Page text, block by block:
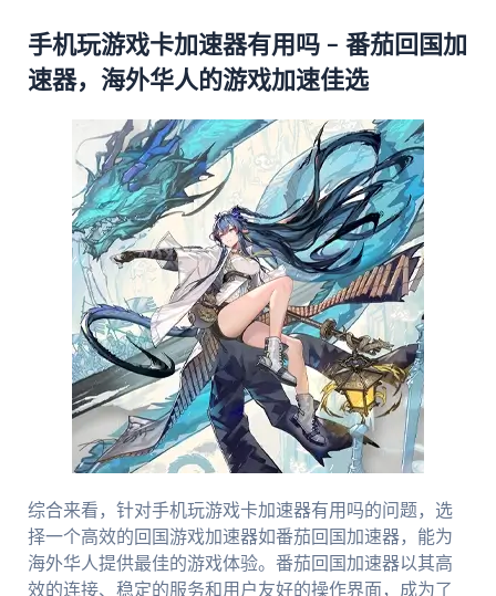
手机玩游戏卡加速器有用吗 – 番茄回国加
速器，海外华人的游戏加速佳选
综合来看，针对手机玩游戏卡加速器有用吗的问题，选
择一个高效的回国游戏加速器如番茄回国加速器，能为
海外华人提供最佳的游戏体验。番茄回国加速器以其高
效的连接、稳定的服务和用户友好的操作界面，成为了